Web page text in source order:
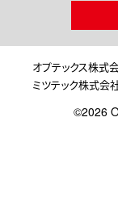
オプテックス株式
ミツテック株式会
©2026